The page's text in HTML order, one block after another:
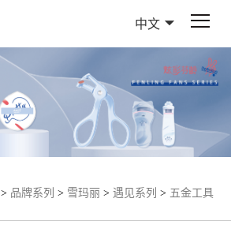
中文
> 品牌系列 > 雪玛丽> 遇见系列 > 五金工具